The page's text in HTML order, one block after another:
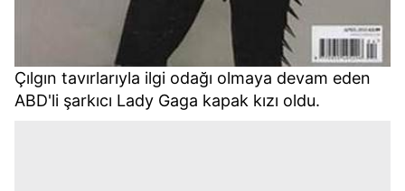
Çılgın tavırlarıyla ilgi odağı olmaya devam eden
ABD'li şarkıcı Lady Gaga kapak kızı oldu.